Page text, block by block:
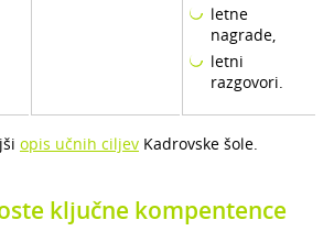
letne
nagrade,
letni
razgovori.
opis učnih ciljev Kadrovske šole.
ključne kompentence